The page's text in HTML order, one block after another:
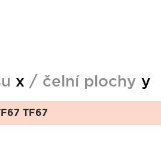
x / čelní plochy y
TF67